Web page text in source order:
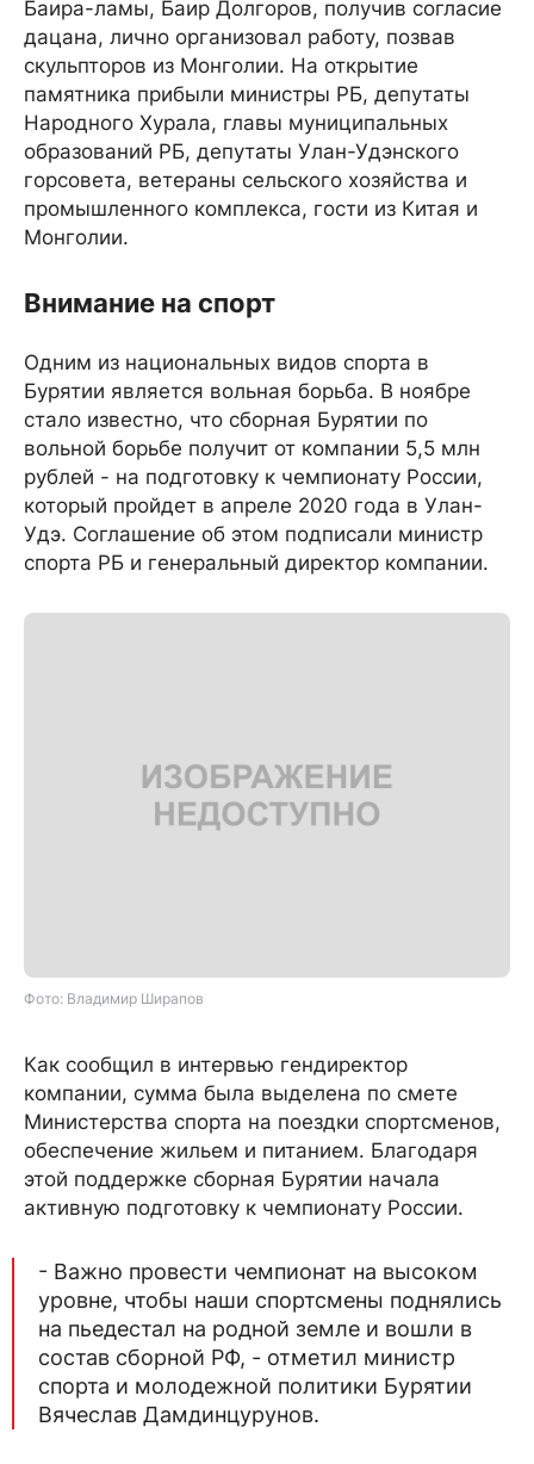
Баира-ламы, Баир Долгоров, получив согласие
дацана, лично организовал работу, позвав
скульпторов из Монголии. На открытие
памятника прибыли министры РБ, депутаты
Народного Хурала, главы муниципальных
образований РБ, депутаты Улан-Удэнского
горсовета, ветераны сельского хозяйства и
промышленного комплекса, гости из Китая и
Монголии.
Внимание на спорт
Одним из национальных видов спорта в
Бурятии является вольная борьба. В ноябре
стало известно, что сборная Бурятии по
вольной борьбе получит от компании 5,5 млн
рублей - на подготовку к чемпионату России,
который пройдет в апреле 2020 года в Улан-
Удэ. Соглашение об этом подписали министр
спорта РБ и генеральный директор компании.
Фото: Владимир Ширапов
Как сообщил в интервью гендиректор
компании, сумма была выделена по смете
Министерства спорта на поездки спортсменов,
обеспечение жильем и питанием. Благодаря
этой поддержке сборная Бурятии начала
активную подготовку к чемпионату России.
- Важно провести чемпионат на высоком
уровне, чтобы наши спортсмены поднялись
на пьедестал на родной земле и вошли в
состав сборной РФ, - отметил министр
спорта и молодежной политики Бурятии
Вячеслав Дамдинцурунов.